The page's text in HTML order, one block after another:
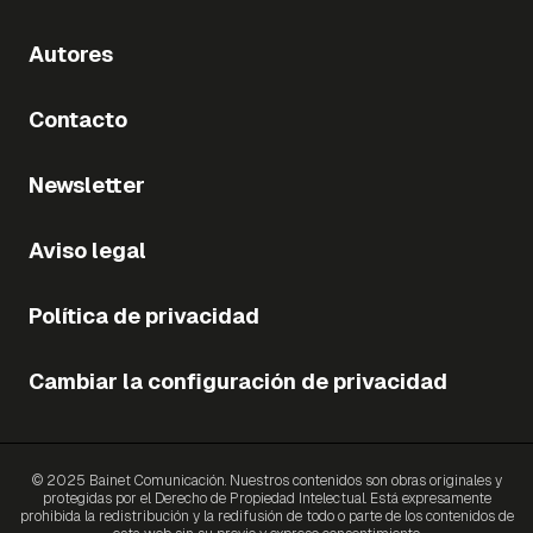
Autores
Contacto
Newsletter
Aviso legal
Política de privacidad
Cambiar la configuración de privacidad
© 2025 Bainet Comunicación. Nuestros contenidos son obras originales y
protegidas por el Derecho de Propiedad Intelectual. Está expresamente
prohibida la redistribución y la redifusión de todo o parte de los contenidos de